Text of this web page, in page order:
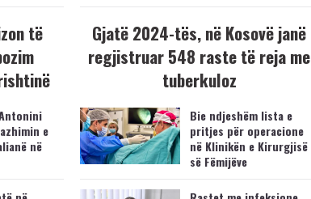
të
e
në
Gjatë 2024-tës, në Kosovë janë
regjistruar 548 raste të reja me
tuberkuloz
Bie ndjeshëm lista e
pritjes për operacione
në Klinikën e Kirurgjisë
së Fëmijëve